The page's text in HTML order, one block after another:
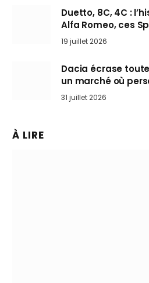
Duetto, 8C, 4C :
Alfa Romeo, ces
l’art de rouler
19 juillet 2026
Dacia écrase
un marché où
31 juillet 2026
À LIRE